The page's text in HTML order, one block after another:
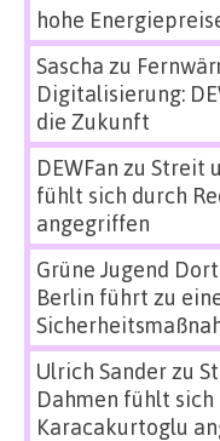
hohe
Sascha zu
Digitalisierung:
die Zukunft
DEWFan zu Streit
fühlt sich durch
angegriffen
Grüne Jugend
Berlin führt zu
Ulrich Sanderzu
Dahmen fühlt sich
Karacakurtoglu